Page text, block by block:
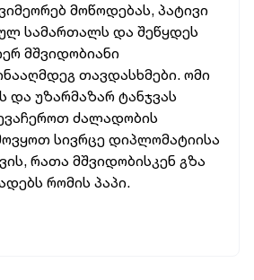
მოწოდებას, პატივი
სამართალს და შეწყდეს
მშვიდობიანი
თავდასხმები. ომი
და უზარმაზარ ტანჯვას
ძალადობის
სივრცე დიპლომატიისა
რათა მშვიდობისკენ გზა
რომის პაპი.